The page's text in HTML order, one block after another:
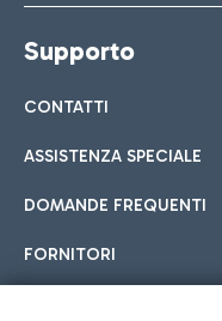
Supporto
CONTATTI
ASSISTENZA SPECIALE
DOMANDE FREQUENTI
FORNITORI